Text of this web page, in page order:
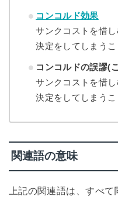
コンコルド効果
サンクコストを惜
決定をしてしまうこ
コンコルドの誤謬(
サンクコストを惜
決定をしてしまうこ
関連語の意味
上記の関連語は、すべて